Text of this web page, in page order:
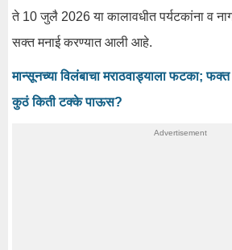
ते 10 जुलै 2026 या कालावधीत पर्यटकांना व
सक्त मनाई करण्यात आली आहे.
मान्सूनच्या विलंबाचा मराठवाड्याला फटका;
कुठं किती टक्के पाऊस?